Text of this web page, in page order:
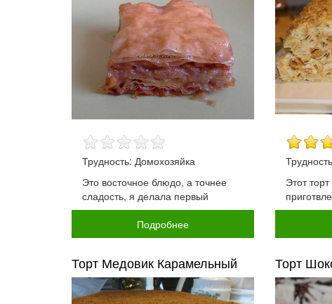
Трудность: Домохозяйка
Это восточное блюдо, а точнее
сладость, я делала первый
Подробнее
Этот
Торт Медовик Карамельный Торт